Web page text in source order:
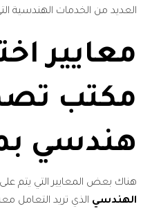
العديد من الخدمات الهندسية
معايير
مكتب
هندسي
هناك بعض المعايير التي يتم
الهندسي الذي تريد التعامل